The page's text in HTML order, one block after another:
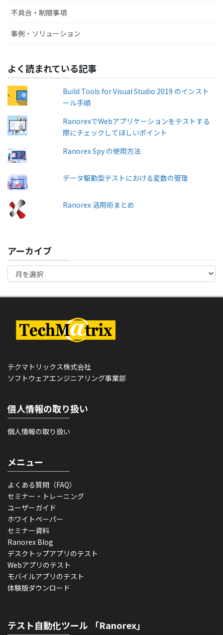
不具合・制限事項
事例・ソリューション
よく読まれている記事
Build Tools for Visual Studio 2019 のインスト
ール手順
RanorexでWebアプリケーションをテストする
際にチェックしてほしいポイント
Ranorex Spy の使用方法
データ駆動型テストにおける変数の管理
Ranorex 活用術まとめ
アーカイブ
テクマトリックス株式会社
ソフトウェアエンジニアリング事業部
個人情報の取り扱い
個人情報の取り扱い
メニュー
よくある質問（FAQ）
セミナー・トレーニング
ユーザーガイド
ホワイトペーパー
セミナー資料
Ranorex Blog
デスクトップアプリのテスト
Webアプリのテスト
モバイルアプリのテスト
体験版ダウンロード
テスト自動化ツール 「Ranorex」